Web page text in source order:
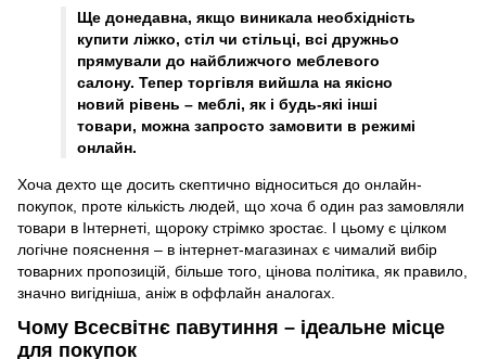
Ще донедавна, якщо виникала необхідність
купити ліжко, стіл чи стільці, всі дружньо
прямували до найближчого меблевого
салону. Тепер торгівля вийшла на якісно
новий рівень – меблі, як і будь-які інші
товари, можна запросто замовити в режимі
онлайн.
Хоча дехто ще досить скептично відноситься до онлайн-
покупок, проте кількість людей, що хоча б один раз замовляли
товари в Інтернеті, щороку стрімко зростає. І цьому є цілком
логічне пояснення – в інтернет-магазинах є чималий вибір
товарних пропозицій, більше того, цінова політика, як правило,
значно вигідніша, аніж в оффлайн аналогах.
Чому Всесвітнє павутиння – ідеальне місце
для покупок